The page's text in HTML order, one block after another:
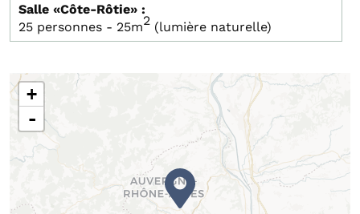
Salle «Côte-Rôtie» :
25 personnes - 25m2 (lumière naturelle)
+
-